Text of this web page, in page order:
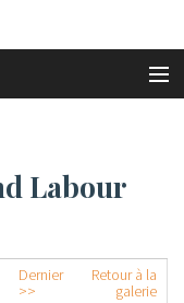
Dernier
>>
Retour à la
galerie